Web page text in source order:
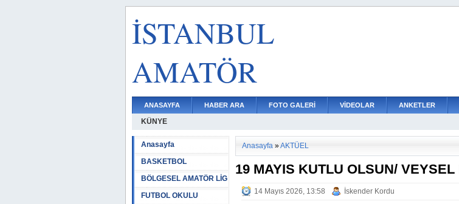
İSTANBUL
AMATÖR
ANASAYFA HABER ARA FOTO GALERİ VİDEOLAR ANKETLER
KÜNYE
Anasayfa
BASKETBOL
BÖLGESEL AMATÖR LİG
FUTBOL OKULU
Anasayfa »AKTÜEL
19 MAYIS KUTLU OLSUN/ VEYSEL
14 Mayıs 2026, 13:58 İskender Kordu